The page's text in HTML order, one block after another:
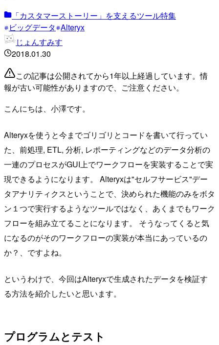
「カスタマーストーリー」を支えるツール特集
ビッグデータ Alteryx
じょんすみす
2018.01.30
この記事は公開されてから1年以上経過しています。情
報が古い可能性がありますので、ご注意ください。
こんにちは、小澤です。
Alteryxを使うと今までゴリゴリとコードを書いて行ってい
た、前処理, ETL, 分析, レポーティングなどのデータ分析の
一連のプロセスがGUI上でワークフローを実装することで実
現できるようになります。 Alteryxは"セルフサービス"デー
タアナリティクスということで、決められた機能のみをボタ
ン１つで実行するようなツールではなく、あくまでもワーク
フローを組み立てることになります。 そうなってくると気
になるのがそのワークフローの実装が本当にあっているの
か？、ですよね。
というわけで、今回はAlteryxで生成されたデータを検証す
る方法を紹介したいと思います。
プログラムとテスト